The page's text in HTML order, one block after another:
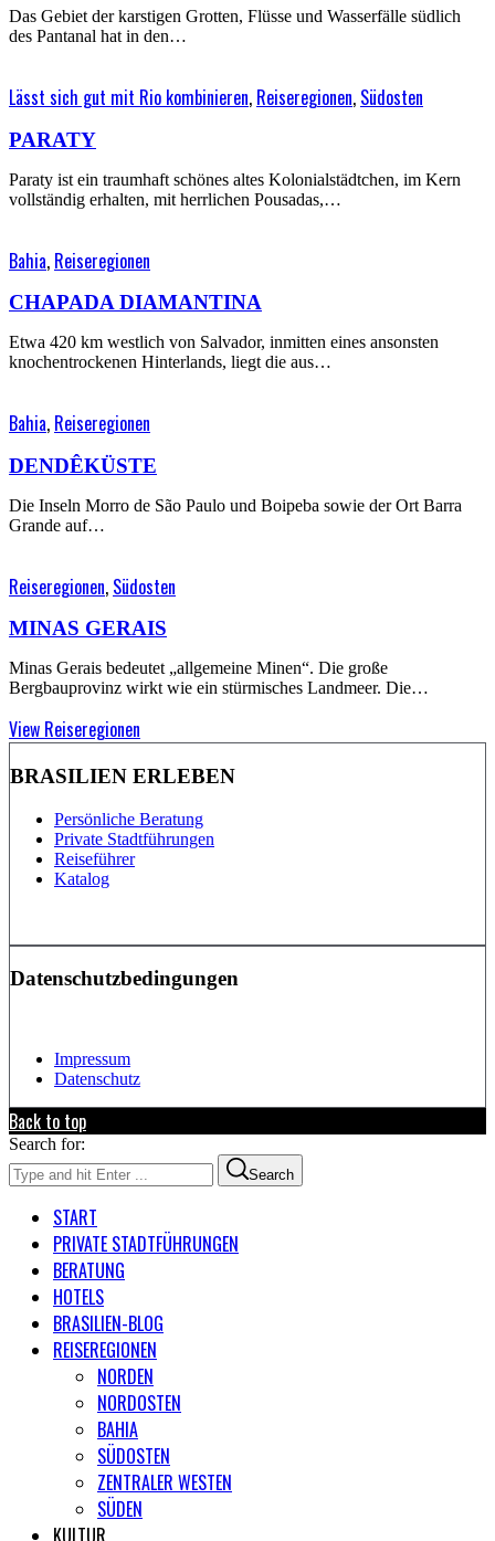
Das Gebiet der karstigen Grotten, Flüsse und Wasserfälle südlich
des Pantanal hat in den…
Lässt sich gut mit Rio kombinieren, Reiseregionen, Südosten
PARATY
Paraty ist ein traumhaft schönes altes Kolonialstädtchen, im Kern
vollständig erhalten, mit herrlichen Pousadas,…
Bahia, Reiseregionen
CHAPADA DIAMANTINA
Etwa 420 km westlich von Salvador, inmitten eines ansonsten
knochentrockenen Hinterlands, liegt die aus…
Bahia, Reiseregionen
DENDÊKÜSTE
Die Inseln Morro de São Paulo und Boipeba sowie der Ort Barra
Grande auf…
Reiseregionen, Südosten
MINAS GERAIS
Minas Gerais bedeutet „allgemeine Minen“. Die große
Bergbauprovinz wirkt wie ein stürmisches Landmeer. Die…
View Reiseregionen
BRASILIEN ERLEBEN
Persönliche Beratung
Private Stadtführungen
Reiseführer
Katalog
Datenschutzbedingungen
Impressum
Datenschutz
Back to top
Search for:
Search
START
PRIVATE STADTFÜHRUNGEN
BERATUNG
HOTELS
BRASILIEN-BLOG
REISEREGIONEN
NORDEN
NORDOSTEN
BAHIA
SÜDOSTEN
ZENTRALER WESTEN
SÜDEN
KULTUR